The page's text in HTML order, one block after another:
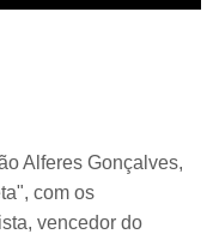
Alferes Gonçalves,
com os
vencedor do